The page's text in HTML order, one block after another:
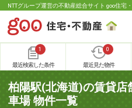
NTTグループ運営の不動産総合サイト goo住宅
1
最近検索した条件
0
最近見た物件
柏陽駅(北海道)の賃貸
車場 物件一覧